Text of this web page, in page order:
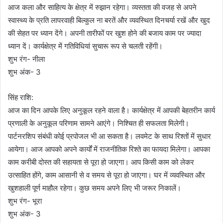
आज कला और साहित्य के क्षेत्र में रुझान रहेगा। व्यस्तता की वजह से अपने
स्वास्थ्य के प्रति लापरवाही बिल्कुल ना बरतें और व्यवस्थित दिनचर्या रखें और खुद
की सेहत पर ध्यान देंगे। अपनी तारीफों पर खुश होने की बजाय काम पर ज्यादा
ध्यान दें। कार्यक्षेत्र में गतिविधियां सुचारू रूप से चलती रहेंगी।
शुभ रंग- नीला
शुभ अंक- 3
सिंह राशि:
आज का दिन आपके लिए अनुकूल रहने वाला है। कार्यक्षेत्र में आपकी बेहतरीन कार्य
प्रणाली के अनुकूल परिणाम सामने आएंगे। निश्चित ही सफलता मिलेगी।
पार्टनरशिप संबंधी कोई प्रपोजल भी आ सकता है। लवमेट के साथ रिश्तों में सुधार
आयेगा। आज आपको अपने कार्यों में राजनीतिक रिश्ते का फायदा मिलेगा। आपका
काम करीबी दोस्त की सहायता से पूरा हो जाएगा। आप किसी काम को लेकर
उत्साहित होंगे, काम आसानी से व समय से पूरा हो जाएगा। घर में व्यवस्थित और
खुशहाली पूर्ण माहौल रहेगा। कुछ समय अपने लिए भी जरूर निकालें।
शुभ रंग- भूरा
शुभ अंक- 3